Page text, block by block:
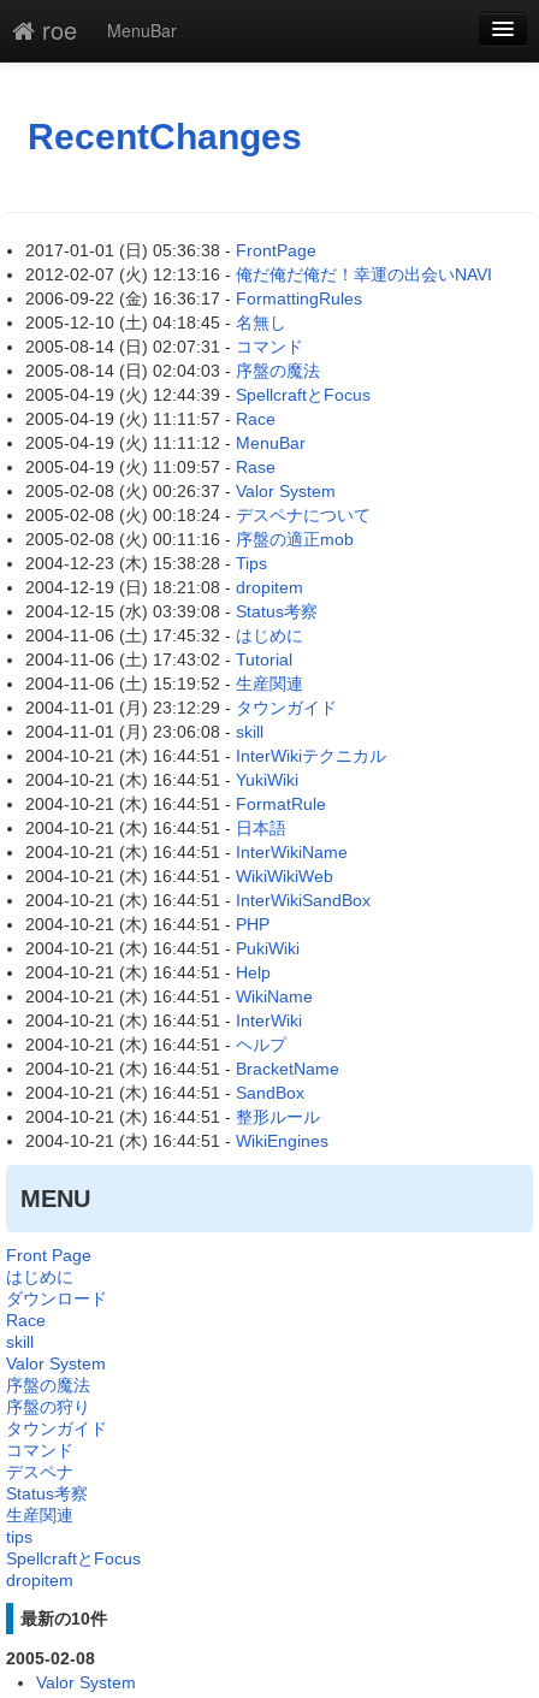
roe
MenuBar
最終更新
RecentChanges
2017-01-01 (日) 05:36:38 - FrontPage
2012-02-07 (火) 12:13:16 - 俺だ俺だ俺だ！幸運の出会いNAVI
2006-09-22 (金) 16:36:17 - FormattingRules
2005-12-10 (土) 04:18:45 - 名無し
2005-08-14 (日) 02:07:31 - コマンド
2005-08-14 (日) 02:04:03 - 序盤の魔法
2005-04-19 (火) 12:44:39 - SpellcraftとFocus
2005-04-19 (火) 11:11:57 - Race
2005-04-19 (火) 11:11:12 - MenuBar
2005-04-19 (火) 11:09:57 - Rase
2005-02-08 (火) 00:26:37 - Valor System
2005-02-08 (火) 00:18:24 - デスペナについて
2005-02-08 (火) 00:11:16 - 序盤の適正mob
2004-12-23 (木) 15:38:28 - Tips
2004-12-19 (日) 18:21:08 - dropitem
2004-12-15 (水) 03:39:08 - Status考察
2004-11-06 (土) 17:45:32 - はじめに
2004-11-06 (土) 17:43:02 - Tutorial
2004-11-06 (土) 15:19:52 - 生産関連
2004-11-01 (月) 23:12:29 - タウンガイド
2004-11-01 (月) 23:06:08 - skill
2004-10-21 (木) 16:44:51 - InterWikiテクニカル
2004-10-21 (木) 16:44:51 - YukiWiki
2004-10-21 (木) 16:44:51 - FormatRule
2004-10-21 (木) 16:44:51 - 日本語
2004-10-21 (木) 16:44:51 - InterWikiName
2004-10-21 (木) 16:44:51 - WikiWikiWeb
2004-10-21 (木) 16:44:51 - InterWikiSandBox
2004-10-21 (木) 16:44:51 - PHP
2004-10-21 (木) 16:44:51 - PukiWiki
2004-10-21 (木) 16:44:51 - Help
2004-10-21 (木) 16:44:51 - WikiName
2004-10-21 (木) 16:44:51 - InterWiki
2004-10-21 (木) 16:44:51 - ヘルプ
2004-10-21 (木) 16:44:51 - BracketName
2004-10-21 (木) 16:44:51 - SandBox
2004-10-21 (木) 16:44:51 - 整形ルール
2004-10-21 (木) 16:44:51 - WikiEngines
MENU
Front Page
はじめに
ダウンロード
Race
skill
Valor System
序盤の魔法
序盤の狩り
タウンガイド
コマンド
デスペナ
Status考察
生産関連
tips
SpellcraftとFocus
dropitem
最新の10件
2005-02-08
Valor System